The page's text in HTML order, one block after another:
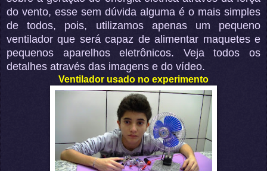
do vento, esse sem dúvida alguma é o mais simples
de todos, pois, utilizamos apenas um pequeno
ventilador que será capaz de alimentar maquetes e
pequenos aparelhos eletrônicos. Veja todos os
detalhes através das imagens e do vídeo.
Ventilador usado no experimento